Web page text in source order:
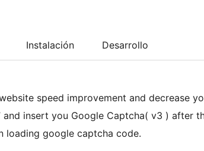
Instalación Desarrollo
speed improvement and decrease
insert you Google Captcha( v3 ) after
loading google captcha code.